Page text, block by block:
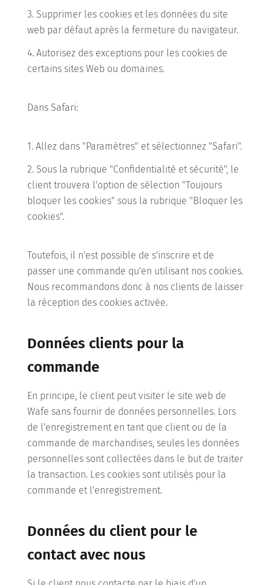
Supprimer les cookies et les données du site
web par défaut après la fermeture du navigateur.
Autorisez des exceptions pour les cookies de
certains sites Web ou domaines.
Dans Safari:
Allez dans "Paramètres" et sélectionnez "Safari".
Sous la rubrique "Confidentialité et sécurité", le
client trouvera l'option de sélection "Toujours
bloquer les cookies" sous la rubrique "Bloquer les
cookies".
Toutefois, il n'est possible de s'inscrire et de
passer une commande qu'en utilisant nos cookies.
Nous recommandons donc à nos clients de laisser
la réception des cookies activée.
Données clients pour la
commande
En principe, le client peut visiter le site web de
Wafe sans fournir de données personnelles. Lors
de l'enregistrement en tant que client ou de la
commande de marchandises, seules les données
personnelles sont collectées dans le but de traiter
la transaction. Les cookies sont utilisés pour la
commande et l'enregistrement.
Données du client pour le
contact avec nous